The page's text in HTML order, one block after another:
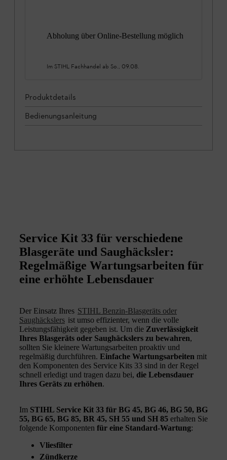
Abholung über Online-Bestellung möglich
Im STIHL Fachhandel ab So., 09.08.
Produktdetails
Bedienungsanleitung
Service Kit 33 für verschiedene
Blasgeräte und Saughäcksler:
Regelmäßige Wartungsarbeiten für
eine erhöhte Lebensdauer
Der Einsatz Ihres STIHL Benzin‑Blasgeräts oder
Saughäckslers ist umso effizienter, wenn die volle
Leistungsfähigkeit gegeben ist. Um die Zuverlässigkeit
Ihres Blasgeräts oder Saughäckslers zu bewahren,
sollten Sie kleinere Wartungsarbeiten proaktiv und
regelmäßig durchführen. Einfache Wartungsarbeiten mit
den Komponenten des Service Kits 33 sind in der Regel
schnell erledigt und tragen dazu bei, die Lebensdauer
Ihres Geräts zu erhöhen.
Im STIHL Service Kit 33 für BG 45, BG 46, BG 50, BG
55, BG 65, BG 85, BR 45, SH 55 und SH 85 erhalten Sie
folgende Komponenten für eine Standard-Wartung:
Vliesfilter
Zündkerze